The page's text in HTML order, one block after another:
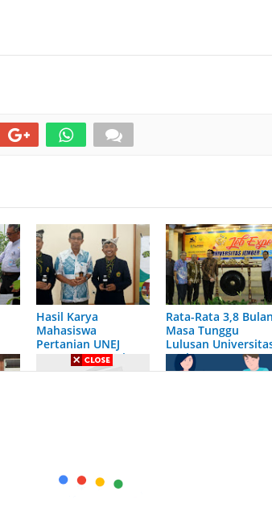
Hasil Karya
Mahasiswa
Pertanian UNEJ
Berupa Asap Cair
Kulit Kopi Vs Asap
Rata-Rata 3,8
Masa Tunggu
Lulusan
Jember
Toleransi Indonesia